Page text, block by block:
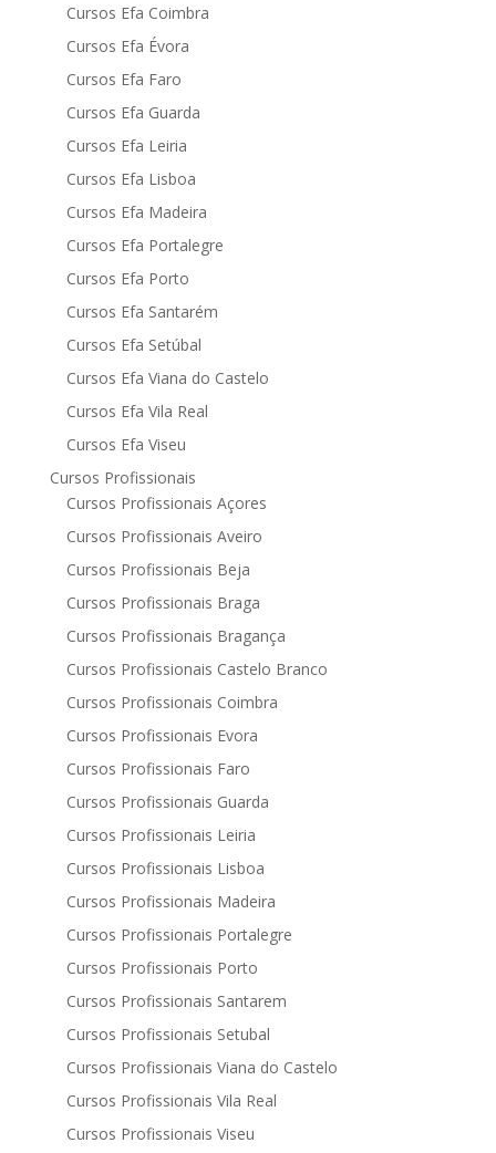
Cursos Efa Coimbra
Cursos Efa Évora
Cursos Efa Faro
Cursos Efa Guarda
Cursos Efa Leiria
Cursos Efa Lisboa
Cursos Efa Madeira
Cursos Efa Portalegre
Cursos Efa Porto
Cursos Efa Santarém
Cursos Efa Setúbal
Cursos Efa Viana do Castelo
Cursos Efa Vila Real
Cursos Efa Viseu
Cursos Profissionais
Cursos Profissionais Açores
Cursos Profissionais Aveiro
Cursos Profissionais Beja
Cursos Profissionais Braga
Cursos Profissionais Bragança
Cursos Profissionais Castelo Branco
Cursos Profissionais Coimbra
Cursos Profissionais Evora
Cursos Profissionais Faro
Cursos Profissionais Guarda
Cursos Profissionais Leiria
Cursos Profissionais Lisboa
Cursos Profissionais Madeira
Cursos Profissionais Portalegre
Cursos Profissionais Porto
Cursos Profissionais Santarem
Cursos Profissionais Setubal
Cursos Profissionais Viana do Castelo
Cursos Profissionais Vila Real
Cursos Profissionais Viseu